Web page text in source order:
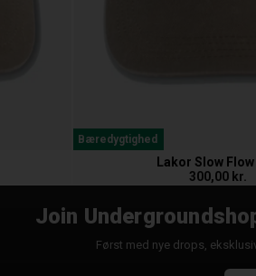
Bæredygtighed
Lakor Slow Flow
300,00 kr.
Join
Først med nye drops,